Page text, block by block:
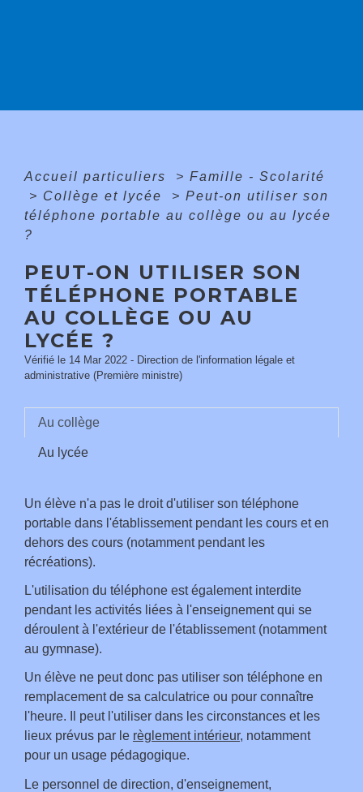
Accueil particuliers > Famille - Scolarité
> Collège et lycée > Peut-on utiliser son
téléphone portable au collège ou au lycée
?
PEUT-ON UTILISER SON
TÉLÉPHONE PORTABLE
AU COLLÈGE OU AU
LYCÉE ?
Vérifié le 14 Mar 2022 - Direction de l'information légale et
administrative (Première ministre)
Au collège
Au lycée
Un élève n'a pas le droit d'utiliser son téléphone
portable dans l'établissement pendant les cours et en
dehors des cours (notamment pendant les
récréations).
L'utilisation du téléphone est également interdite
pendant les activités liées à l'enseignement qui se
déroulent à l'extérieur de l'établissement (notamment
au gymnase).
Un élève ne peut donc pas utiliser son téléphone en
remplacement de sa calculatrice ou pour connaître
l'heure. Il peut l'utiliser dans les circonstances et les
lieux prévus par le règlement intérieur, notamment
pour un usage pédagogique.
Le personnel de direction, d'enseignement,